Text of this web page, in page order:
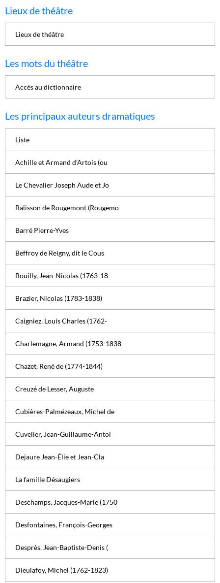
Lieux de théâtre
Lieux de théâtre
Les mots du théâtre
Accès au dictionnaire
Les principaux auteurs dramatiques
Liste
Achille et Armand d’Artois (ou
Le Chevalier Joseph Aude et Jo
Balisson de Rougemont (Rougemo
Barré Pierre-Yves
Beffroy de Reigny, dit le Cous
Bouilly, Jean-Nicolas (1763-18
Brazier, Nicolas (1783-1838)
Caigniez, Louis Charles (1762-
Charlemagne, Armand (1753-1838
Chazet, René de (1774-1844)
Creuzé de Lesser, Auguste
Cubières-Palmézeaux, Michel de
Cuvelier, Jean-Guillaume-Antoi
Dejaure Jean-Élie et Jean-Cla
La famille Désaugiers
Deschamps, Jacques-Marie (1750
Desfontaines, François-Georges
Desprès, Jean-Baptiste-Denis (
Dieulafoy, Michel (1762-1823)